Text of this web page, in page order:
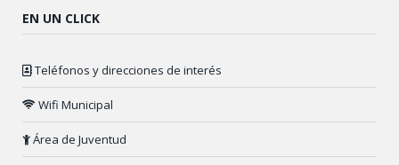
EN UN CLICK
Teléfonos y direcciones de interés
Wifi Municipal
Área de Juventud